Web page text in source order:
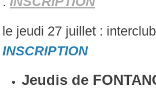
le jeudi 27 juillet :
INSCRIPTION
Jeudis de